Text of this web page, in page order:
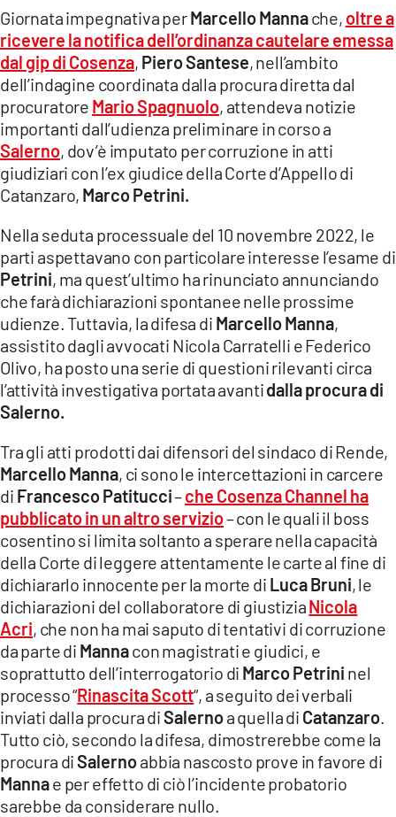
LACONAIR.IT
LACITYMAG.IT
ILREGGINO.IT
COSENZACHANNEL.IT
ILVIBONESE.IT
CATANZAROCHANNEL.IT
LACAPITALENEWS.IT
App
ANDROID
APPLE
Giornata impegnativa perMarcello Mannache, oltre a
ricevere la notifica dell’ordinanza cautelare emessa
dal gip di Cosenza, Piero Santese, nell’ambito
dell’indagine coordinata dalla procura diretta dal
procuratore Mario Spagnuolo, attendeva notizie
importanti dall’udienza preliminare in corso a
Salerno, dov’è imputato per corruzione in atti
giudiziari con l’ex giudice della Corte d’Appello di
Catanzaro, Marco Petrini.
Nella seduta processuale del 10 novembre 2022, le
parti aspettavano con particolare interesse l’esame di
Petrini, ma quest’ultimo ha rinunciato annunciando
che farà dichiarazioni spontanee nelle prossime
udienze. Tuttavia, la difesa di Marcello Manna,
assistito dagli avvocati Nicola Carratelli e Federico
Olivo, ha posto una serie di questioni rilevanti circa
l’attività investigativa portata avantidalla procura di
Salerno.
Tra gli atti prodotti dai difensori del sindaco di Rende,
Marcello Manna, ci sono le intercettazioni in carcere
di Francesco Patitucci–che Cosenza Channel ha
pubblicato in un altro servizio– con le quali il boss
cosentino si limita soltanto a sperare nella capacità
della Corte di leggere attentamente le carte al fine di
dichiararlo innocente per la morte di Luca Bruni, le
dichiarazioni del collaboratore di giustiziaNicola
Acri, che non ha mai saputo di tentativi di corruzione
da parte di Mannacon magistrati e giudici, e
soprattutto dell’interrogatorio di Marco Petrini nel
processo “Rinascita Scott“, a seguito dei verbali
inviati dalla procura diSalernoa quella di Catanzaro.
Tutto ciò, secondo la difesa, dimostrerebbe come la
procura diSalernoabbia nascosto prove in favore di
Mannae per effetto di ciò l’incidente probatorio
sarebbe da considerare nullo.